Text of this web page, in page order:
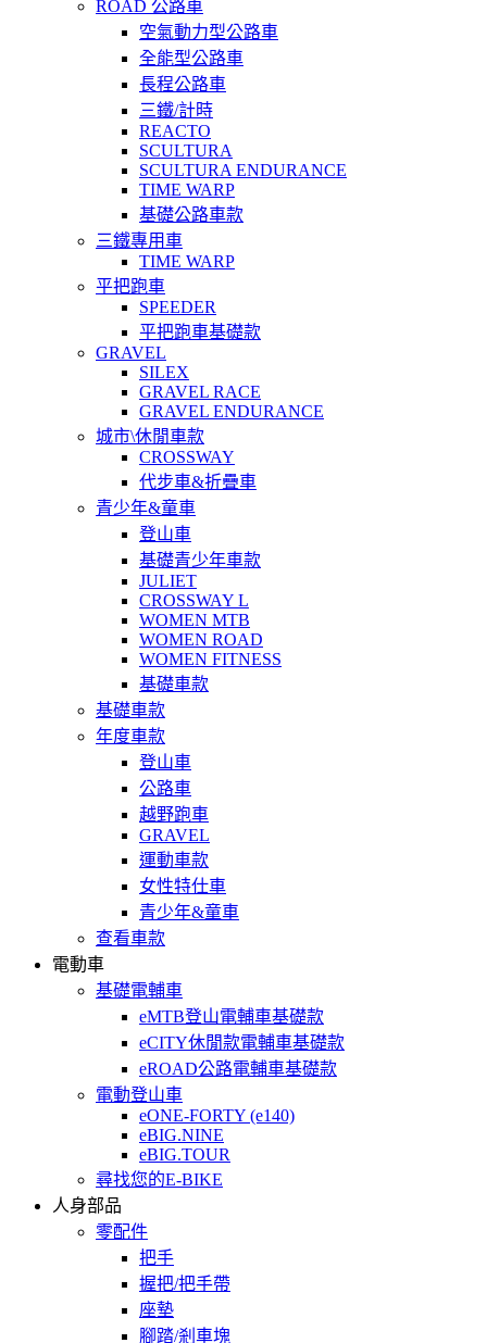
ROAD 公路車
空氣動力型公路車
全能型公路車
長程公路車
三鐵/計時
REACTO
SCULTURA
SCULTURA ENDURANCE
TIME WARP
基礎公路車款
三鐵專用車
TIME WARP
平把跑車
SPEEDER
平把跑車基礎款
GRAVEL
SILEX
GRAVEL RACE
GRAVEL ENDURANCE
城市\休閒車款
CROSSWAY
代步車&折疊車
青少年&童車
登山車
基礎青少年車款
JULIET
CROSSWAY L
WOMEN MTB
WOMEN ROAD
WOMEN FITNESS
基礎車款
基礎車款
年度車款
登山車
公路車
越野跑車
GRAVEL
運動車款
女性特仕車
青少年&童車
查看車款
電動車
基礎電輔車
eMTB登山電輔車基礎款
eCITY休閒款電輔車基礎款
eROAD公路電輔車基礎款
電動登山車
eONE-FORTY (e140)
eBIG.NINE
eBIG.TOUR
尋找您的E-BIKE
人身部品
零配件
把手
握把/把手帶
座墊
腳踏/剎車塊